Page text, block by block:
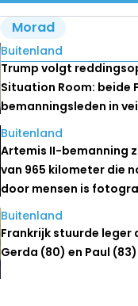
Morad
Buitenland
Trump volgt
Situation Room: beide
bemanningsleden in
Buitenland
Artemis II-bemanning
van 965 kilometer die
door mensen is
Buitenland
Frankrijk stuurde leger
Gerda (80) en Paul